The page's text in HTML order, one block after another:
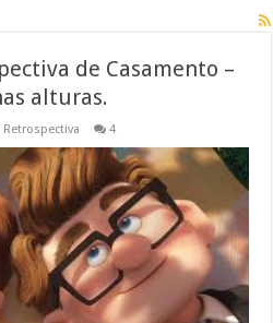
de Casamento –
alturas.
Retrospectiva 4